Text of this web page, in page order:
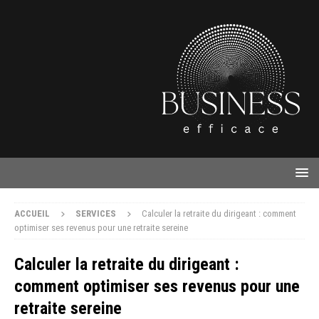
ACCUEIL SERVICES
Calculer la retraite du dirigeant : comment
optimiser ses revenus pour une retraite sereine
Calculer la retraite du dirigeant :
comment optimiser ses revenus pour une
retraite sereine